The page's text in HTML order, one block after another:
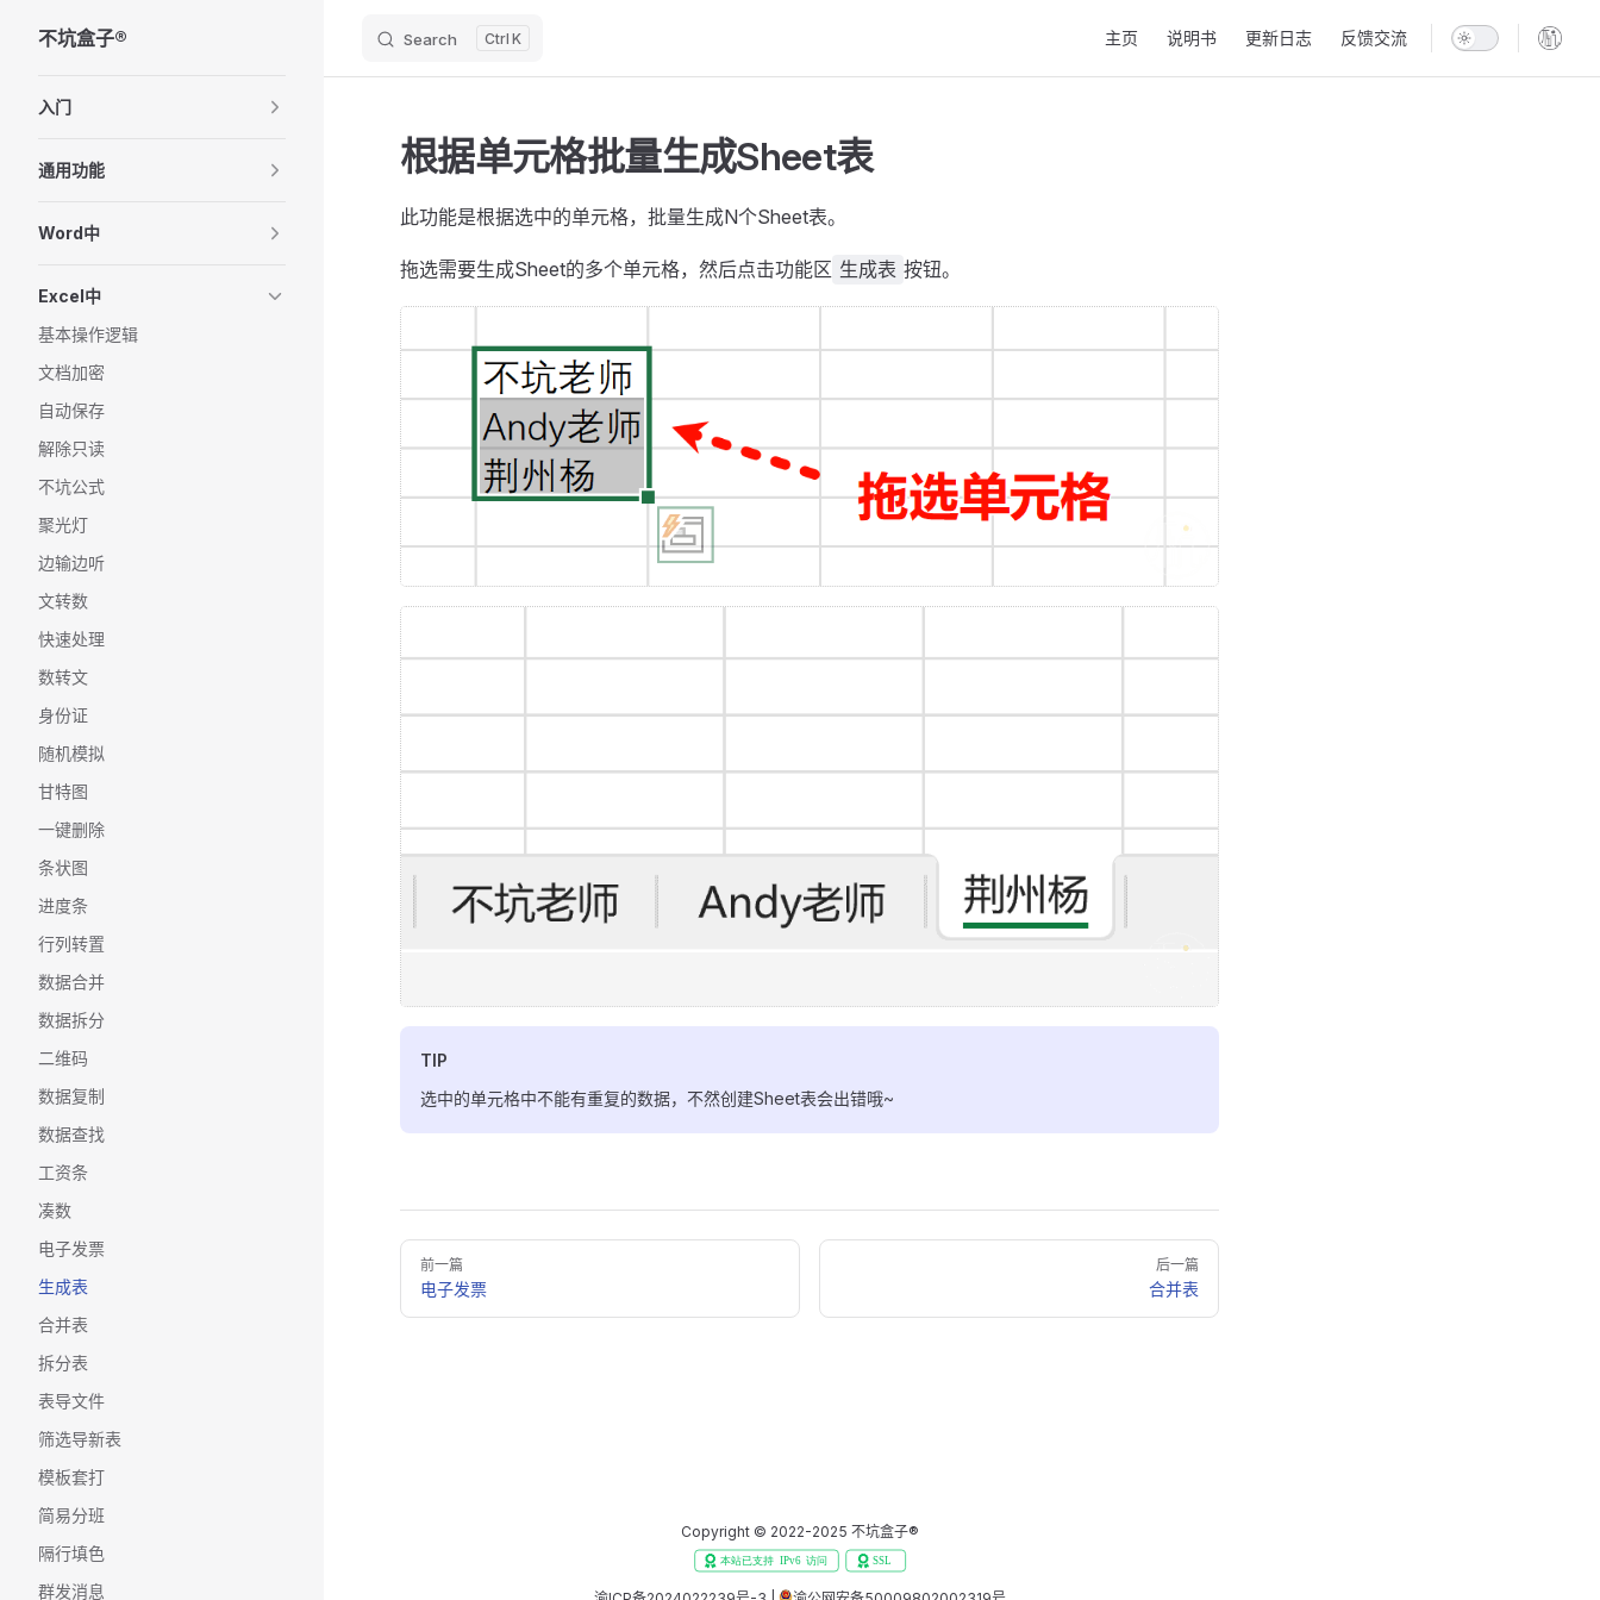
Skip to content
不坑盒子® Search K 主页 说明书 更新日志 反馈交流
入门
通用功能
Word中
Excel中
基本操作逻辑
文档加密
自动保存
解除只读
不坑公式
聚光灯
边输边听
文转数
快速处理
数转文
身份证
随机模拟
甘特图
一键删除
条状图
进度条
行列转置
数据合并
数据拆分
二维码
数据复制
数据查找
工资条
凑数
电子发票
生成表
合并表
拆分表
表导文件
筛选导新表
模板套打
简易分班
隔行填色
群发消息
根据单元格批量生成Sheet表
此功能是根据选中的单元格，批量生成N个Sheet表。
拖选需要生成Sheet的多个单元格，然后点击功能区 生成表 按钮。
TIP
选中的单元格中不能有重复的数据，不然创建Sheet表会出错哦~
Pager
前一篇
电子发票
后一篇
合并表
Copyright © 2022-2025 不坑盒子®